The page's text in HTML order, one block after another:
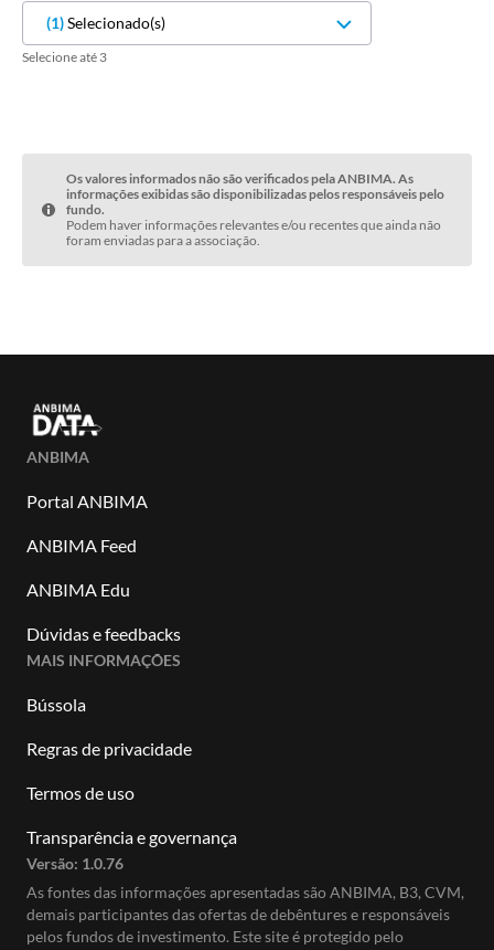
(1)Selecionado(s)
Selecione até 3
Os valores informados não são verificados pela ANBIMA. As
informações exibidas são disponibilizadas pelos responsáveis pelo
fundo.
Podem haver informações relevantes e/ou recentes que ainda não
foram enviadas para a associação.
ANBIMA
Portal ANBIMA
ANBIMA Feed
ANBIMA Edu
Dúvidas e feedbacks
MAIS INFORMAÇÕES
Bússola
Regras de privacidade
Termos de uso
Transparência e governança
Versão: 1.0.76
As fontes das informações apresentadas são ANBIMA, B3, CVM,
demais participantes das ofertas de debêntures e responsáveis
pelos fundos de investimento. Este site é protegido pelo